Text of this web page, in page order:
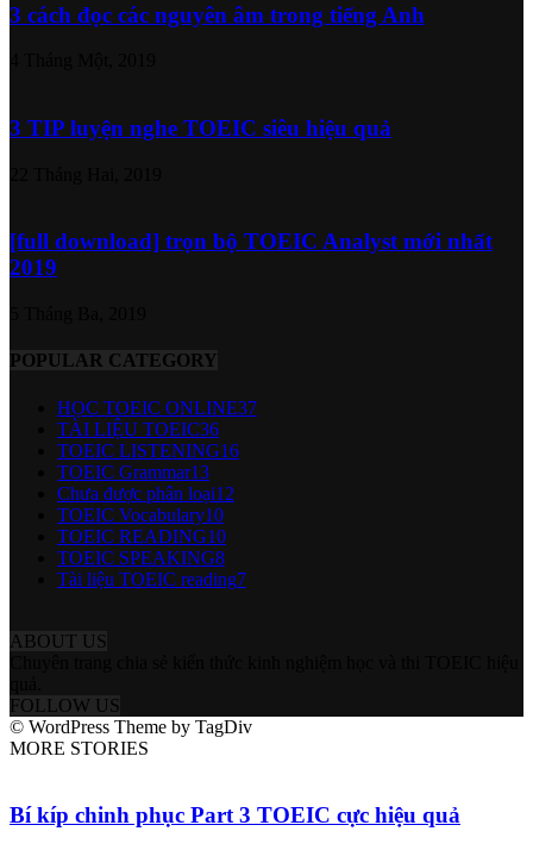
3 cách đọc các nguyên âm trong tiếng Anh
3 TIP luyện nghe TOEIC siêu hiệu quả
[full download] trọn bộ TOEIC Analyst mới nhất
2019
POPULAR CATEGORY
HỌC TOEIC ONLINE37
TÀI LIỆU TOEIC36
TOEIC LISTENING16
TOEIC Grammar13
Chưa được phân loại12
TOEIC Vocabulary10
TOEIC READING10
TOEIC SPEAKING8
Tài liệu TOEIC reading7
ABOUT US
FOLLOW US
© WordPress Theme by TagDiv
MORE STORIES
Bí kíp chinh phục Part 3 TOEIC cực hiệu quả